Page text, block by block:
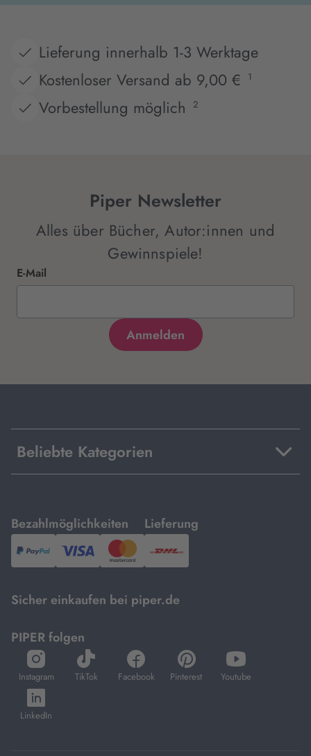
Lieferung innerhalb 1-3 Werktage
Kostenloser Versand ab 9,00 €
1
Vorbestellung möglich 2
Piper Newsletter
Alles über Bücher, Autor:innen und
Gewinnspiele!
E-Mail
Beliebte Kategorien
Bezahlmöglichkeiten
mit
PayPal,Visa
und
Lieferung
mit
DHL.
Sicher einkaufen bei piper.de
PIPER folgen
Instagram
öffnet
in
neuem
Tab
TikTok
öffnet
in
Facebook
öffnet
in
Pinterest
öffnet
in
Youtube
öffnet
in
LinkedIn
öffnet
in